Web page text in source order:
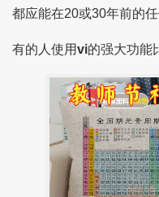
都应能在20或30年前的
有的人使用vi的强大功能